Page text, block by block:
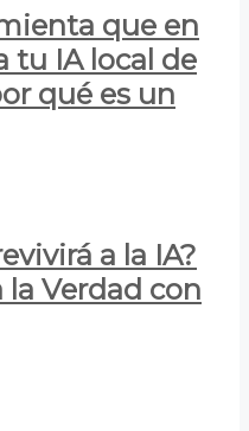
que en
tu IA local de
qué es un
a la IA?
Verdad con